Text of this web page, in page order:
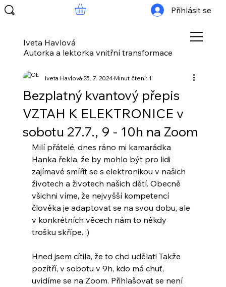
Iveta Havlová
Autorka a lektorka vnitřní transformace
Přihlásit se
Bezplatný kvantový přepis
VZTAH K ELEKTRONICE v
sobotu 27.7., 9 - 10h na Zoom
Iveta Havlová25. 7. 2024Minut čtení: 1
Milí přátelé, dnes ráno mi kamarádka
Hanka řekla, že by mohlo být pro lidi
zajímavé smířit se s elektronikou v našich
životech a životech našich dětí. Obecně
všichni víme, že nejvyšší kompetencí
člověka je adaptovat se na svou dobu, ale
v konkrétních věcech nám to někdy
trošku skřípe. :)
Hned jsem cítila, že to chci udělat! Takže
pozítří, v sobotu v 9h, kdo má chuť,
uvidíme se na Zoom. Přihlašovat se není